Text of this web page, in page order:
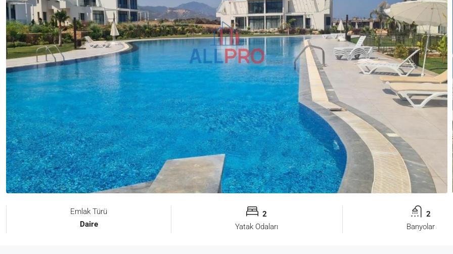
Emlak Türü
Daire
2
Yatak Odaları
2
Banyolar